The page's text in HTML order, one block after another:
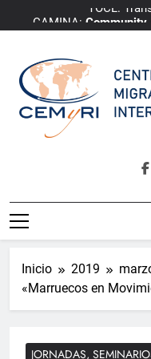
al
CAMINA:
CAMINA:Community
Centro De Estudio
Inicio 2019
«Marruecos en
JORNADAS,